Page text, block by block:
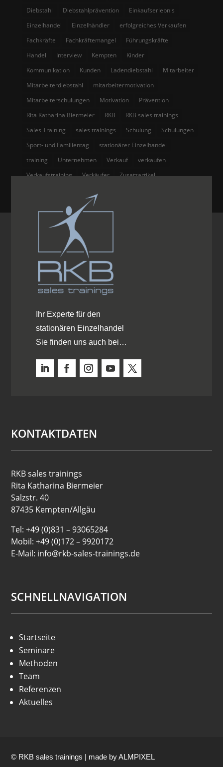
Diebstahl
Diebstahlprävention
Einkaufserlebnis
Einzelhandel
Einzelhändler
erfolgreiches Verkaufen
Fachkräfte
Fachkräftemangel
Führungskräfte
Handel
Interview Kempten
Kinder
Kommunikation
Kunden Ladendiebstahl
Mitarbeiter
Mitarbeiterdiebstahl
mitarbeitermotivation
Mitarbeiterschulungen
Motivation
Prävention
Rita Katharina Biermeier
RKB
RKB sales trainings
Sales Training
sales trainings Schulung
Schulungen
Sport- und Familientag
stationärer Einzelhandel
training
Unternehmen Verkauf
verkaufen
Verkaufstraining
Verkäufer Zusatzartikel
Ihr Experte für den
stationären Einzelhandel
Sie finden uns auch bei…
KONTAKTDATEN
RKB sales trainings
Rita Katharina Biermeier
Salzstr. 40
87435 Kempten/Allgäu
Tel: +49 (0)831 – 93065284
Mobil: +49 (0)172 – 9920172
E-Mail: info@rkb-sales-trainings.de
SCHNELLNAVIGATION
Startseite
Seminare
Methoden
Team
Referenzen
Aktuelles
© RKB sales trainings | made byALMPIXEL